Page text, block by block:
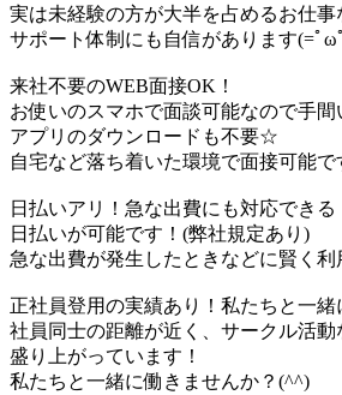
実は未経験の方が大半を占めるお仕事
サポート体制にも自信があります(=ﾟω
来社不要のWEB面接OK！
お使いのスマホで面談可能なので手間
アプリのダウンロードも不要☆
自宅など落ち着いた環境で面接可能で
日払いアリ！急な出費にも対応でき
日払いが可能です！(弊社規定あり)
急な出費が発生したときなどに賢く
正社員登用の実績あり！私たちと一緒
社員同士の距離が近く、サークル活動
盛り上がっています！
私たちと一緒に働きませんか？(^^)